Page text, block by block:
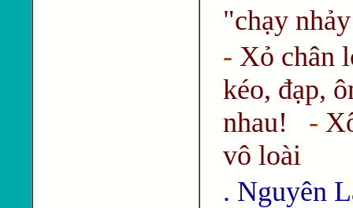
"chạy
- Xỏ chân
kéo, đạp,
nhau! -
vô loài
. Nguyên